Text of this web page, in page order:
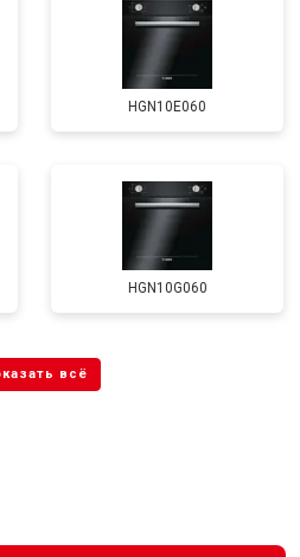
HGN10E060
HGN10G060